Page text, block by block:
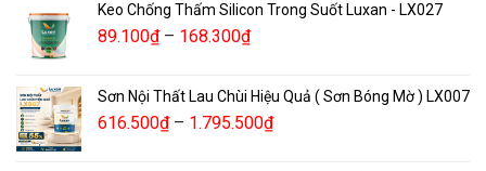
Keo Chống Thấm Silicon Trong Suốt Luxan - LX027
89.100₫– 168.300₫
Sơn Nội Thất Lau Chùi Hiệu Quả ( Sơn Bóng Mờ ) LX007
616.500₫– 1.795.500₫